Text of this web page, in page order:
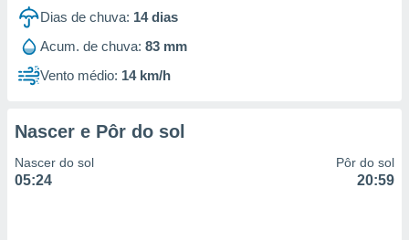
Dias de chuva: 14dias
Acum. de chuva: 83 mm
Vento médio: 14 km/h
Nascer e Pôr do sol
Nascer do sol
05:24
Pôr do sol
20:59